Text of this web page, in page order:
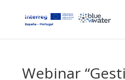
Webinar